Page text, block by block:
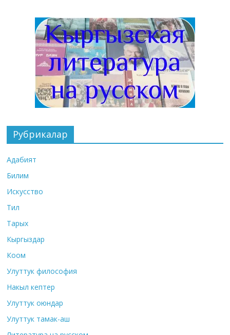
Рубрикалар
Адабият
Билим
Искусство
Тил
Тарых
Кыргыздар
Коом
Улуттук философия
Накыл кептер
Улуттук оюндар
Улуттук тамак-аш